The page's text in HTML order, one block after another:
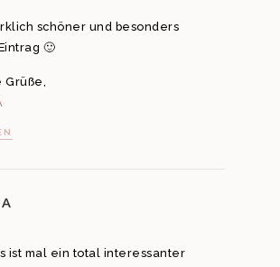
schöner und besonders
🙂
ist mal ein total interessanter